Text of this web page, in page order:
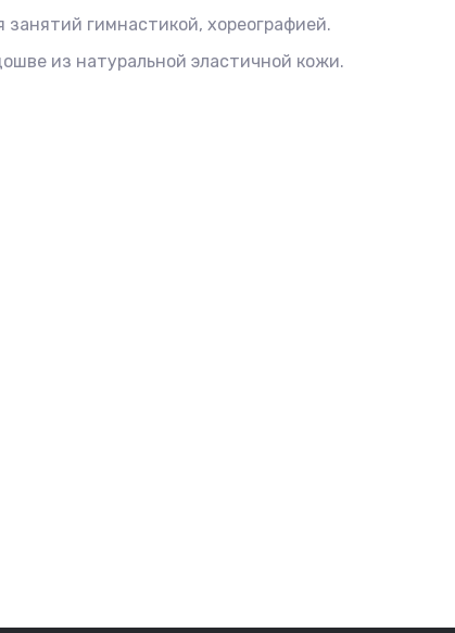
гимнастикой, хореографией.
из натуральной эластичной кожи.